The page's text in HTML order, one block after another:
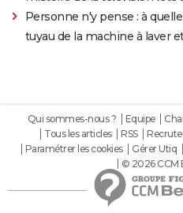
Personne n'y pense : à
tuyau de la machine à laver
Qui sommes-nous ? Equipe
Tous les articles
RSS
Paramétrer les cookies
Gérer Utiq
© 2026 CCM